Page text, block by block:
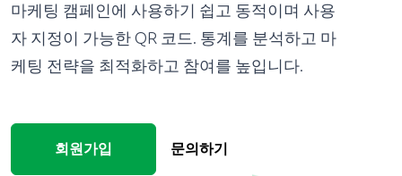
마케팅 캠페인에 사용하기 쉽고 동적이며 사용
자 지정이 가능한 QR 코드. 통계를 분석하고 마
케팅 전략을 최적화하고 참여를 높입니다.
회원가입 문의하기